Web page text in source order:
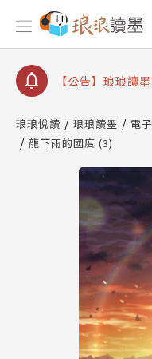
【公告】因
停部分閱讀服務
【公告】琅琅讀
【公告】琅琅讀
請圖文教學
【公告】琅琅書
【公告】因
停部分閱讀服務
琅琅悅讀 琅琅讀墨 電
龍下雨的國度 (3)